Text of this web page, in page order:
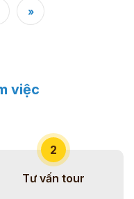
»
việc
2
Tư vấn tour